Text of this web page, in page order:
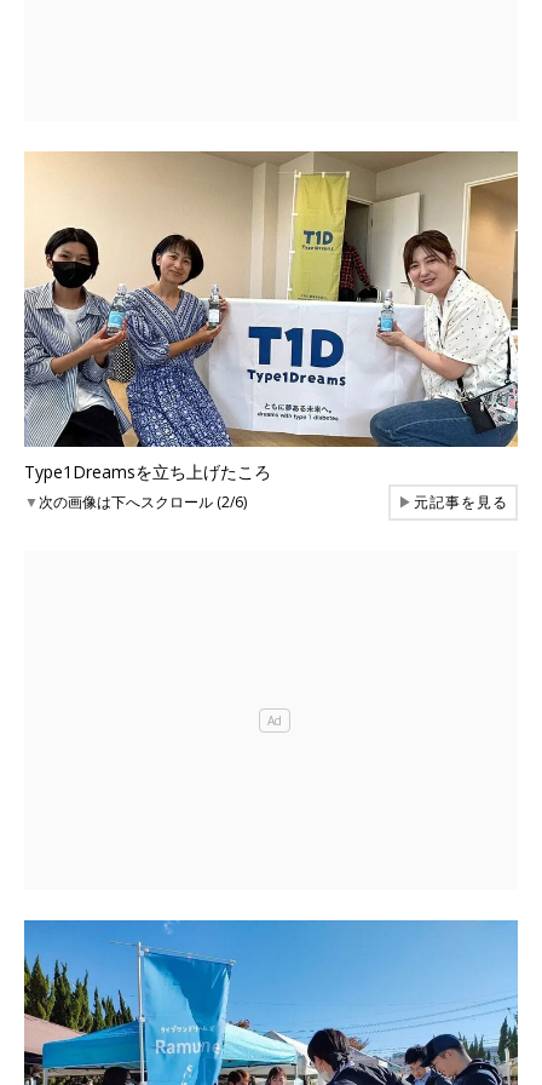
Type1Dreamsを立ち上げたころ
▼次の画像は下へスクロール (2/6) ▶元記事を見る